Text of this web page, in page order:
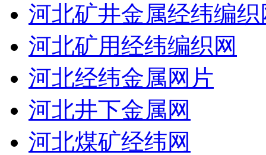
河北矿井金属经纬编织
河北矿用经纬编织网
河北经纬金属网片
河北井下金属网
河北煤矿经纬网